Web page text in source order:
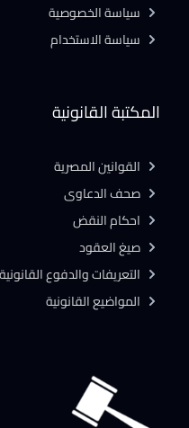
المكتبة القانونية
القوانين المصرية
صحف الدعاوى
احكام النقض
صيغ العقود
التعريفات والدفوع القانونية
المواضيع القانونية
سياسة الخصوصية
سياسة الاستخدام